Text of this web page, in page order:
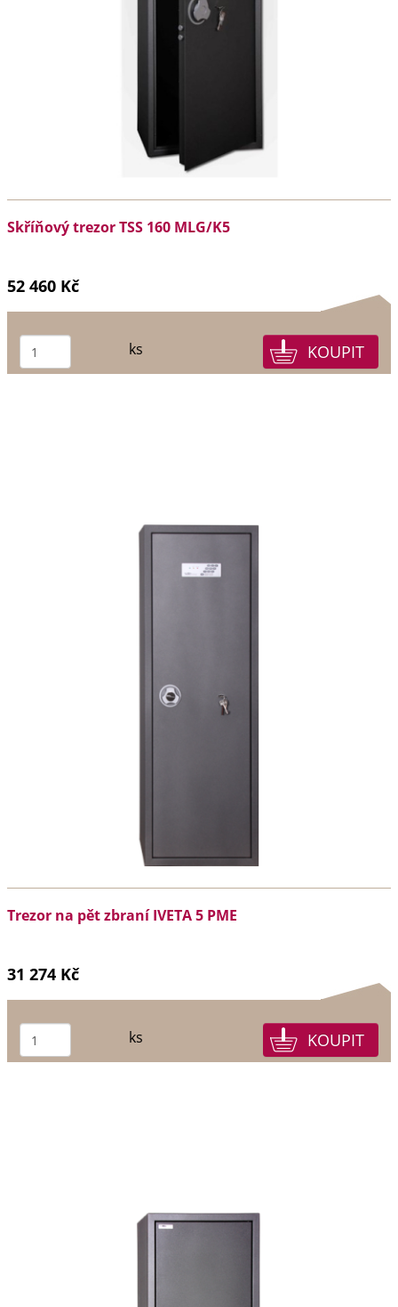
Skříňový trezor TSS 160 MLG/K5
52 460 Kč
ks
Trezor na pět zbraní IVETA 5 PME
31 274 Kč
ks